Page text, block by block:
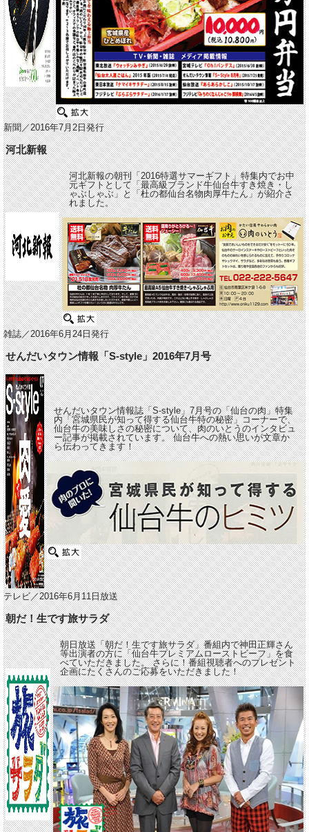
新聞／2016年7月2日発行
河北新報
河北新報の朝刊「2016特選サマーギフト」特集内でお中
元ギフトとして「最高級ブランド牛仙台牛すき焼き・し
ゃぶしゃぶ」と「杜の都仙台名物肉厚牛たん」が紹介さ
れました。
雑誌／2016年6月24日発行
せんだいタウン情報「S-style」2016年7月号
せんだいタウン情報誌「S-style」7月号の「仙台の肉」特集
内「宮城県民が知って得する仙台牛特の秘密」コーナーで、
仙台牛の美味しさの秘密について、肉のいとうのインタビュ
ー記事が掲載されています。 仙台牛への熱い思いが文章か
ら伝わってきます！
テレビ／2016年6月11日放送
朝だ！生です旅サラダ
朝日放送「朝だ！生です旅サラダ」番組内で神田正輝さん
等出演者の方に「仙台牛プレミアムローストビーフ」を食
べていただきました。 さらに！番組視聴者へのプレゼント
企画にたくさんのご応募をいただきました！